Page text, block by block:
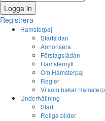
Logga in
Registrera
Hamsterpaj
Startsidan
Annonsera
Förslagslådan
Hamsternytt
Om Hamsterpaj
Regler
Vi som bakar
Underhållning
Start
Roliga bilder